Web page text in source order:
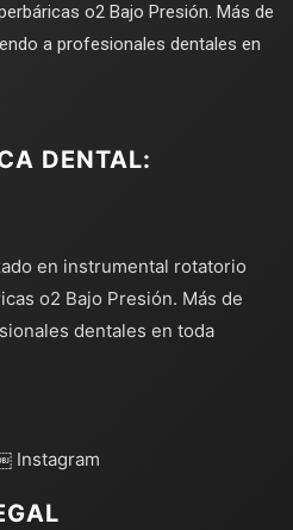
o2 Bajo Presión. Más de
a profesionales dentales en
DENTAL:
en instrumental rotatorio
o2 Bajo Presión. Más de
dentales en toda
Instagram